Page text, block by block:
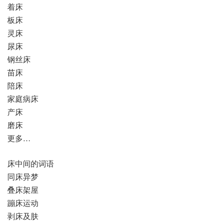
着床
板床
灵床
尿床
钢丝床
苗床
陪床
家庭病床
产床
磨床
更多…
床中间的词语
同床异梦
叠床架屋
蹦床运动
剥床及肤